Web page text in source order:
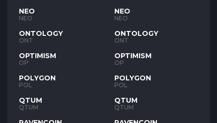
NEO
NEO
ONTOLOGY
ONT
OPTIMISM
OP
POLYGON
POL
QTUM
QTUM
NEO
NEO
ONTOLOGY
ONT
OPTIMISM
OP
POLYGON
POL
QTUM
QTUM